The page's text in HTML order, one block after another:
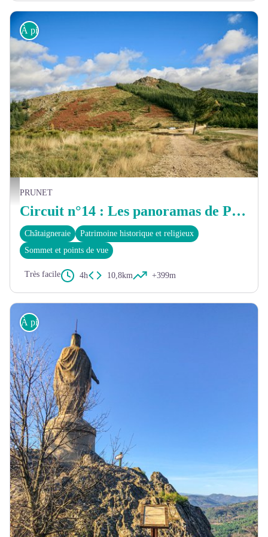
Col de la Croix de Millet - Vincent Delfosse
À pied
PRUNET
Circuit n°14 : Les panoramas de Prunet
Châtaigneraie
Patrimoine historique et religieux
Sommet et points de vue
Très facile 4h 10,8km +399m
À pied